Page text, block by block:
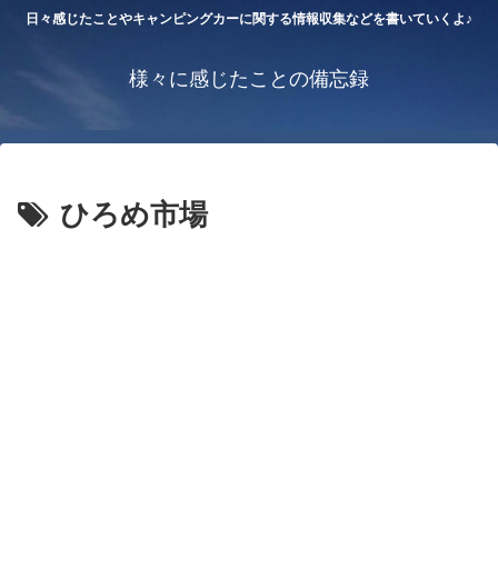
日々感じたことやキャンピングカーに関する情報収集などを書いていくよ♪
様々に感じたことの備忘録
ひろめ市場